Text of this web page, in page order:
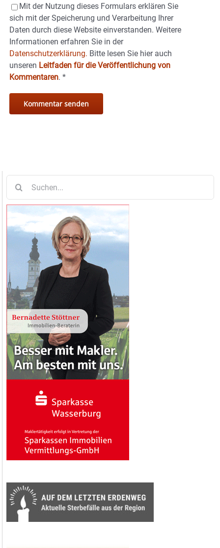
Mit der Nutzung dieses Formulars erklären Sie
sich mit der Speicherung und Verarbeitung Ihrer
Daten durch diese Website einverstanden. Weitere
Informationen erfahren Sie in der
Datenschutzerklärung. Bitte lesen Sie hier auch
unseren Leitfaden für die Veröffentlichung von
Kommentaren. *
nach: